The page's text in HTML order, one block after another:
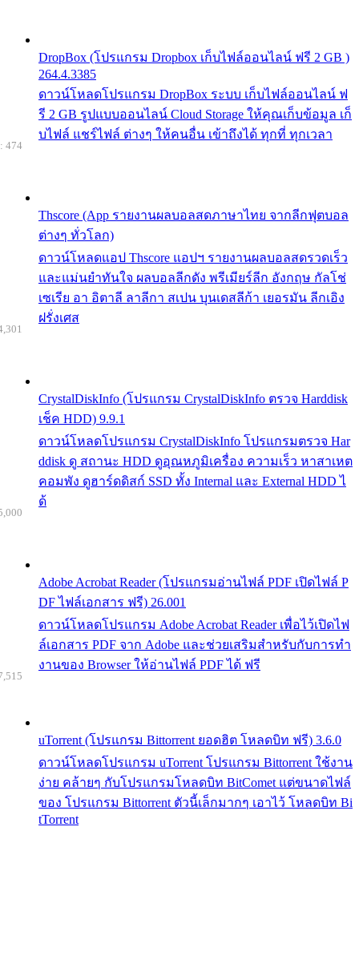
DropBox (โปรแกรม Dropbox เก็บไฟล์ออนไลน์ ฟรี 2 GB )
264.4.3385
ดาวน์โหลดโปรแกรม DropBox ระบบ เก็บไฟล์ออนไลน์ ฟ
รี 2 GB รูปแบบออนไลน์ Cloud Storage ให้คุณเก็บข้อมูล เก็
บไฟล์ แชร์ไฟล์ ต่างๆ ให้คนอื่น เข้าถึงได้ ทุกที่ ทุกเวลา
Thscore (App รายงานผลบอลสดภาษาไทย จากลีกฟุตบอล
ต่างๆ ทั่วโลก)
ดาวน์โหลดแอป Thscore แอปฯ รายงานผลบอลสดรวดเร็ว
และแม่นยำทันใจ ผลบอลลีกดัง พรีเมียร์ลีก อังกฤษ กัลโช่
เซเรีย อา อิตาลี ลาลีกา สเปน บุนเดสลีก้า เยอรมัน ลีกเอิง
ฝรั่งเศส
474
CrystalDiskInfo (โปรแกรม CrystalDiskInfo ตรวจ Harddisk
เช็ค HDD) 9.9.1
ดาวน์โหลดโปรแกรม CrystalDiskInfo โปรแกรมตรวจ Har
ddisk ดู สถานะ HDD ดูอุณหภูมิเครื่อง ความเร็ว หาสาเหต
คอมพัง ดูฮาร์ดดิสก์ SSD ทั้ง Internal และ External HDD ไ
ด้
Adobe Acrobat Reader (โปรแกรมอ่านไฟล์ PDF เปิดไฟล์ P
DF ไฟล์เอกสาร ฟรี) 26.001
ดาวน์โหลดโปรแกรม Adobe Acrobat Reader เพื่อไว้เปิดไฟ
ล์เอกสาร PDF จาก Adobe และช่วยเสริมสำหรับกับการทำ
งานของ Browser ให้อ่านไฟล์ PDF ได้ ฟรี
uTorrent (โปรแกรม Bittorrent ยอดฮิต โหลดบิท ฟรี) 3.6.0
ดาวน์โหลดโปรแกรม uTorrent โปรแกรม Bittorrent ใช้งาน
ง่าย คล้ายๆ กับโปรแกรมโหลดบิท BitComet แต่ขนาดไฟล์
ของ โปรแกรม Bittorrent ตัวนี้เล็กมากๆ เอาไว้ โหลดบิท Bi
tTorrent